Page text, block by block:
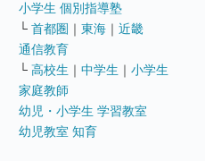
小学生 個別指導塾
└ 首都圏 ｜ 東海 ｜ 近畿
通信教育
└ 高校生 ｜ 中学生 ｜ 小学生
家庭教師
幼児・小学生 学習教室
幼児教室 知育